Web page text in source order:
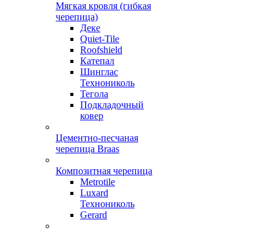
Мягкая кровля (гибкая
черепица)
Деке
Quiet-Tile
Roofshield
Катепал
Шинглас
Технониколь
Тегола
Подкладочный
ковер
Цементно-песчаная
черепица Braas
Композитная черепица
Metrotile
Luxard
Технониколь
Gerard